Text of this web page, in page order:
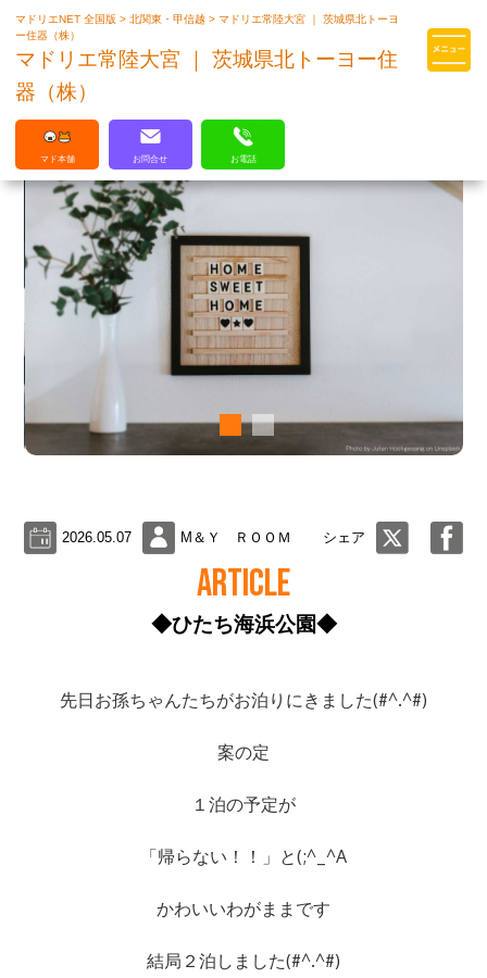
マドリエはLIXILの厳しい基準を
マドリエNET 全国版>北関東・甲信越>マドリエ常陸大宮 ｜ 茨城県北トーヨ
ー住器（株）
マドリエ常陸大宮 ｜ 茨城県北トーヨー住
器（株）
マド本舗 お問合せ お電話
2026.05.07 M＆Ｙ ＲＯＯＭ シェア
ARTICLE
◆ひたち海浜公園◆